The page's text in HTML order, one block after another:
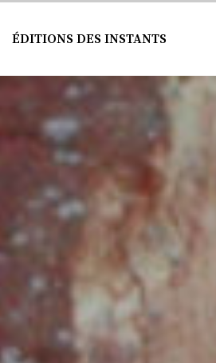
ÉDITIONS DES INSTANTS